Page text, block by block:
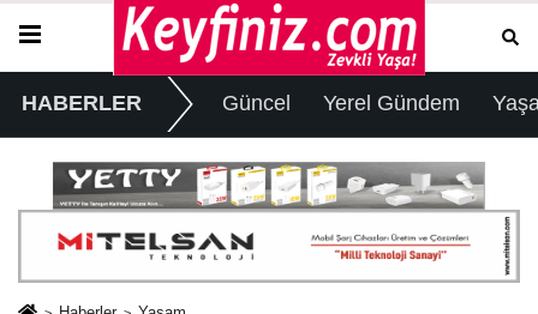
HABERLER Güncel Yerel Gündem